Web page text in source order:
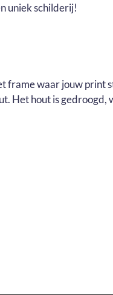
uniek schilderij!
frame waar jouw print
Het hout is gedroogd,